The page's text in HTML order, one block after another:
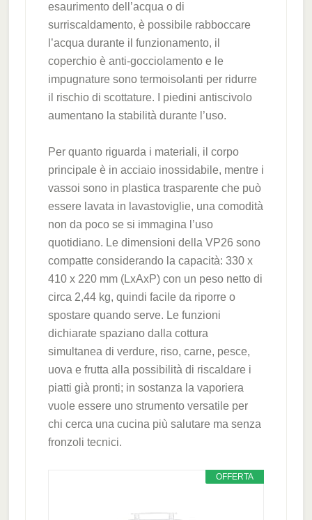
esaurimento dell’acqua o di
surriscaldamento, è possibile rabboccare
l’acqua durante il funzionamento, il
coperchio è anti-gocciolamento e le
impugnature sono termoisolanti per ridurre
il rischio di scottature. I piedini antiscivolo
aumentano la stabilità durante l’uso.
Per quanto riguarda i materiali, il corpo
principale è in acciaio inossidabile, mentre i
vassoi sono in plastica trasparente che può
essere lavata in lavastoviglie, una comodità
non da poco se si immagina l’uso
quotidiano. Le dimensioni della VP26 sono
compatte considerando la capacità: 330 x
410 x 220 mm (LxAxP) con un peso netto di
circa 2,44 kg, quindi facile da riporre o
spostare quando serve. Le funzioni
dichiarate spaziano dalla cottura
simultanea di verdure, riso, carne, pesce,
uova e frutta alla possibilità di riscaldare i
piatti già pronti; in sostanza la vaporiera
vuole essere uno strumento versatile per
chi cerca una cucina più salutare ma senza
fronzoli tecnici.
OFFERTA